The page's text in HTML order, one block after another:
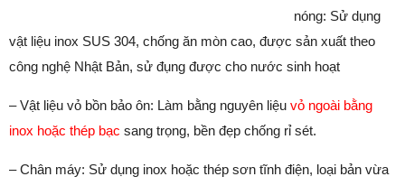
nóng: Sử dụng
vật liệu inox SUS 304, chống ăn mòn cao, được sản xuất theo
công nghệ Nhật Bản, sử đụng được cho nước sinh hoạt
– Vật liệu vỏ bồn bảo ôn: Làm bằng nguyên liệu vỏ ngoài bằng
inox hoặc thép bạc sang trọng, bền đẹp chống rỉ sét.
– Chân máy: Sử dụng inox hoặc thép sơn tĩnh điện, loại bản vừa